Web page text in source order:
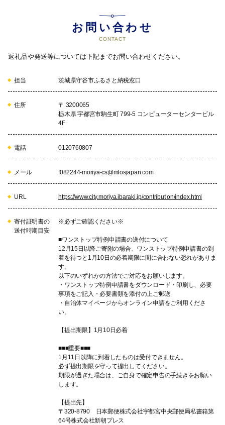
お問い合わせ
CONTACT
返礼品や発送等については下記までお問い合わせください。
担当 茨城県守谷市ふるさと納税窓口
住所
〒 3200065
栃木県 宇都宮市駒生町 799-5 コンピューターセンタービル
4F
電話 0120760807
メール f082244-moriya-cs@mlosjapan.com
URL https://www.city.moriya.ibaraki.jp/contribution/index.html
寄付証明書の
送付時期目安
※必ずご確認ください※
■ワンストップ特例申請書の送付について
12月15日以降ご寄附の場合、ワンストップ特例申請書の到
着を待つと1月10日の必着期限に間に合わない恐れがありま
す。
以下のいずれかの方法でご対応をお願いします。
・ワンストップ特例申請書をダウンロード・印刷し、必要
事項をご記入・必要書類を添付の上ご郵送
・自治体マイページからオンライン申請をご利用くださ
い。
【提出期限】1月10日必着
■■■重要■■■
1月11日以降に到着したものは受付できません。
必ず提出期限を守って提出してください。
期限が過ぎた場合は、ご自身で確定申告の手続きをお願い
します。
【提出先】
〒320-8790 日本郵便株式会社宇都宮中央郵便局私書箱第
64号株式会社新朝プレス